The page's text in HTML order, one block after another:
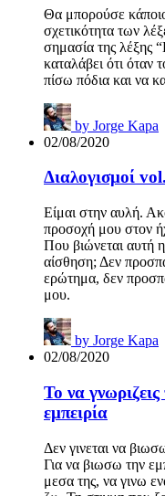
Θα μπορούσε
σχετικότητα των
σημασία της λέξης
καταλάβει ότι όταν
πίσω πόδια και να
by Jorge Kapa
02/08/2020
Διαλογισμοί
Είμαι στην αυλή.
προσοχή μου στον
Που βιώνεται αυτή
αίσθηση; Δεν
ερώτημα, δεν
μου.
by Jorge Kapa
02/08/2020
Το να
εμπειρία
Δεν γινεται να
Για να βιωσω την
μεσα της, να γινω